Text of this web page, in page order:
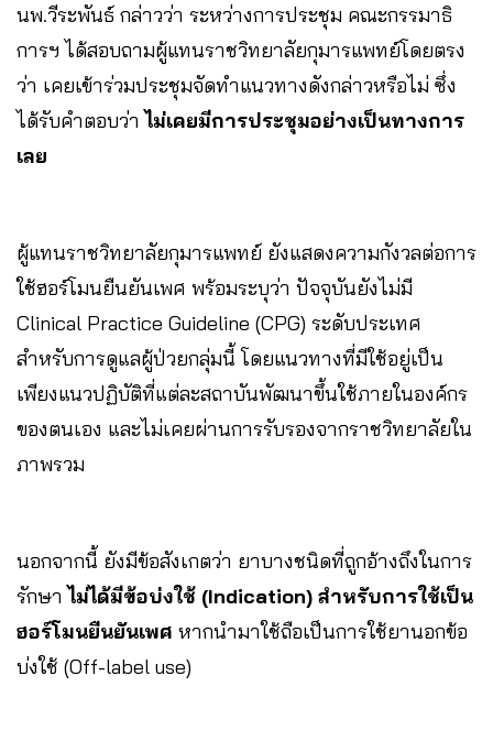
นพ.วีระพันธ์ กล่าวว่า ระหว่างการประชุม คณะกรรมาธิ
การฯ ได้สอบถามผู้แทนราชวิทยาลัยกุมารแพทย์โดยตรง
ว่า เคยเข้าร่วมประชุมจัดทำแนวทางดังกล่าวหรือไม่ ซึ่ง
ได้รับคำตอบว่าไม่เคยมีการประชุมอย่างเป็นทางการ
เลย
ผู้แทนราชวิทยาลัยกุมารแพทย์ ยังแสดงความกังวลต่อการ
ใช้ฮอร์โมนยืนยันเพศ พร้อมระบุว่า ปัจจุบันยังไม่มี
Clinical Practice Guideline (CPG) ระดับประเทศ
สำหรับการดูแลผู้ป่วยกลุ่มนี้ โดยแนวทางที่มีใช้อยู่เป็น
เพียงแนวปฏิบัติที่แต่ละสถาบันพัฒนาขึ้นใช้ภายในองค์กร
ของตนเอง และไม่เคยผ่านการรับรองจากราชวิทยาลัยใน
ภาพรวม
นอกจากนี้ ยังมีข้อสังเกตว่า ยาบางชนิดที่ถูกอ้างถึงในการ
รักษาไม่ได้มีข้อบ่งใช้ (Indication) สำหรับการใช้เป็น
ฮอร์โมนยืนยันเพศ หากนำมาใช้ถือเป็นการใช้ยานอกข้อ
บ่งใช้ (Off-label use)